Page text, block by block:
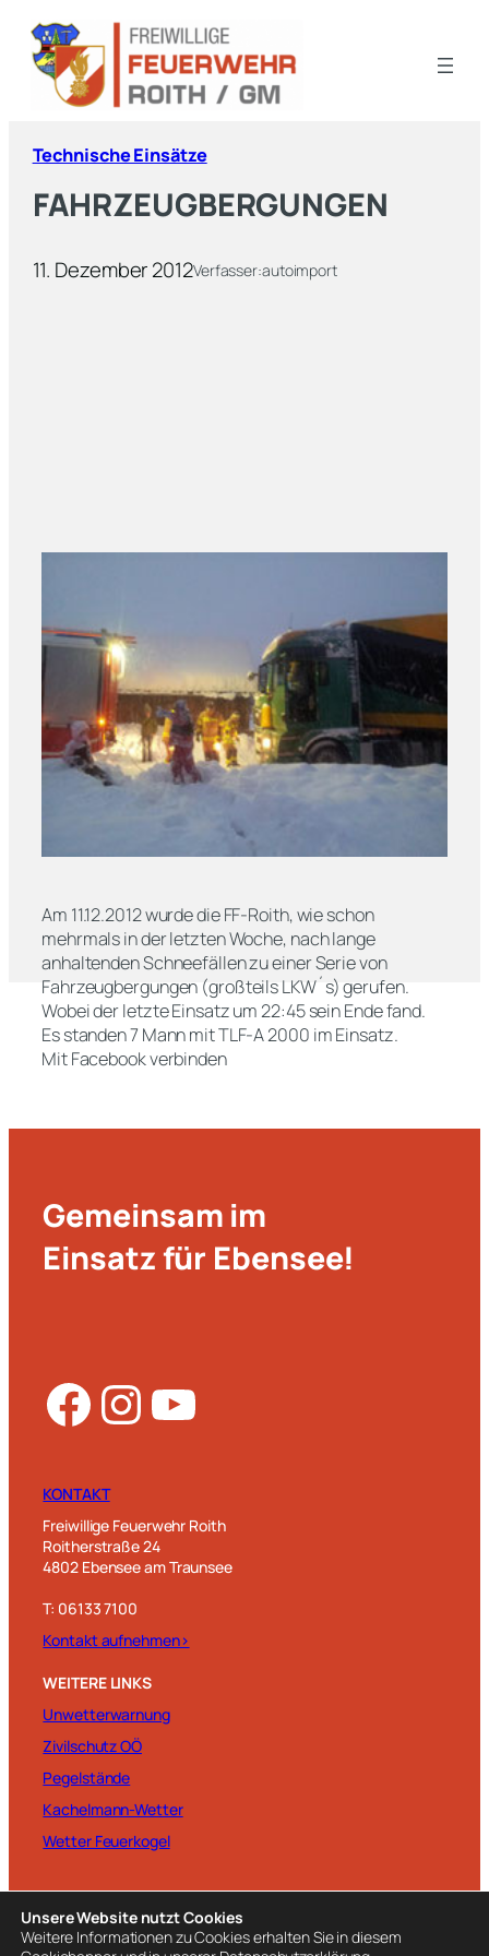
Technische Einsätze
FAHRZEUGBERGUNGEN
11. Dezember 2012Verfasser:autoimport
Am 11.12.2012 wurde die FF-Roith, wie schon
mehrmals in der letzten Woche, nach lange
anhaltenden Schneefällen zu einer Serie von
Fahrzeugbergungen (großteils LKW´s) gerufen.
Wobei der letzte Einsatz um 22:45 sein Ende fand.
Es standen 7 Mann mit TLF-A 2000 im Einsatz.
Mit Facebook verbinden
Gemeinsam im
Einsatz für Ebensee!
Facebook InstagramYouTube
KONTAKT
Freiwillige Feuerwehr Roith
Roitherstraße 24
4802 Ebensee am Traunsee
T: 06133 7100
Kontakt aufnehmen>
WEITERE LINKS
Unwetterwarnung
Zivilschutz OÖ
Pegelstände
Kachelmann-Wetter
Wetter Feuerkogel
Unsere Website nutzt Cookies
Weitere Informationen zu Cookies erhalten Sie in diesem